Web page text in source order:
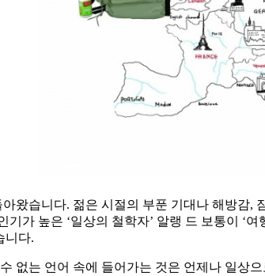
왔습니다. 젊은 시절의 부푼 기대나 해방
가 높은 ‘일상의 철학자’ 알랭 드 보통이 ‘
니다.
없는 언어 속에 들어가는 것은 언제나 일상